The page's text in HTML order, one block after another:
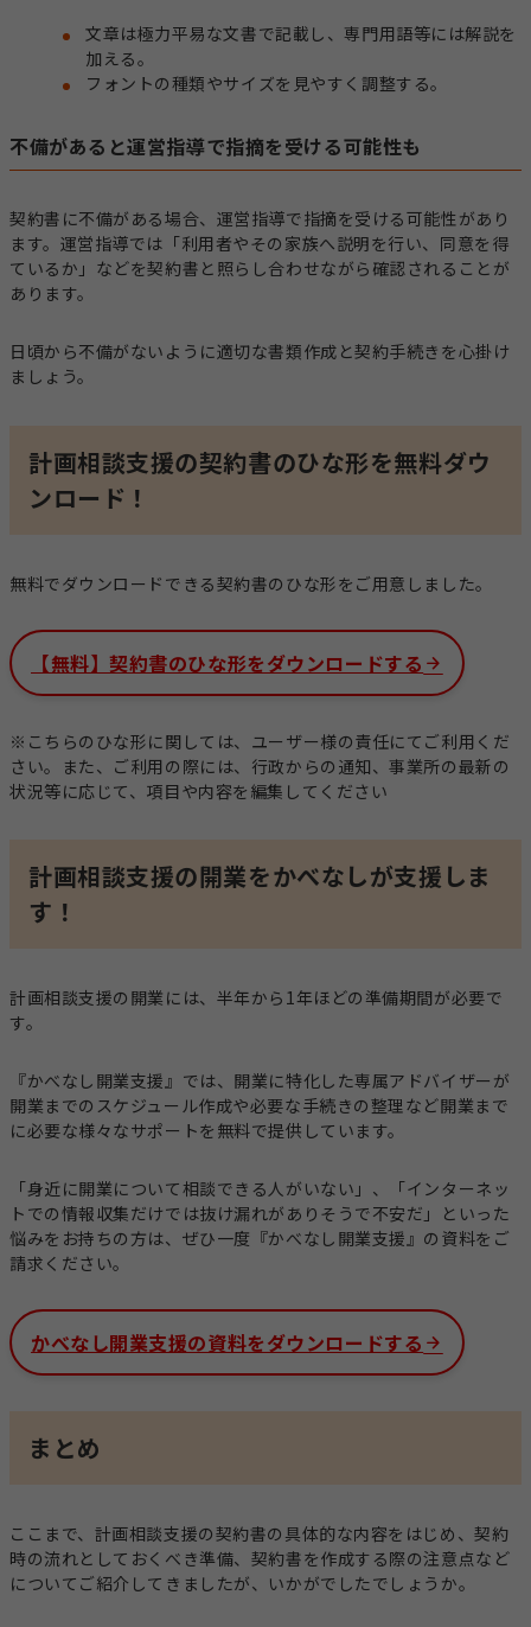
文章は極力平易な文書で記載し、専門用語等には解説を
加える。
フォントの種類やサイズを見やすく調整する。
不備があると運営指導で指摘を受ける可能性も
契約書に不備がある場合、運営指導で指摘を受ける可能性があり
ます。運営指導では「利用者やその家族へ説明を行い、同意を得
ているか」などを契約書と照らし合わせながら確認されることが
あります。
日頃から不備がないように適切な書類作成と契約手続きを心掛け
ましょう。
計画相談支援の契約書のひな形を無料ダウ
ンロード！
無料でダウンロードできる契約書のひな形をご用意しました。
【無料】契約書のひな形をダウンロードする
※こちらのひな形に関しては、ユーザー様の責任にてご利用くだ
さい。また、ご利用の際には、行政からの通知、事業所の最新の
状況等に応じて、項目や内容を編集してください
計画相談支援の開業をかべなしが支援しま
す！
計画相談支援の開業には、半年から1年ほどの準備期間が必要で
す。
『かべなし開業支援』では、開業に特化した専属アドバイザーが
開業までのスケジュール作成や必要な手続きの整理など開業まで
に必要な様々なサポートを無料で提供しています。
「身近に開業について相談できる人がいない」、「インターネッ
トでの情報収集だけでは抜け漏れがありそうで不安だ」といった
悩みをお持ちの方は、ぜひ一度『かべなし開業支援』の資料をご
請求ください。
かべなし開業支援の資料をダウンロードする
まとめ
ここまで、計画相談支援の契約書の具体的な内容をはじめ、契約
時の流れとしておくべき準備、契約書を作成する際の注意点など
についてご紹介してきましたが、いかがでしたでしょうか。